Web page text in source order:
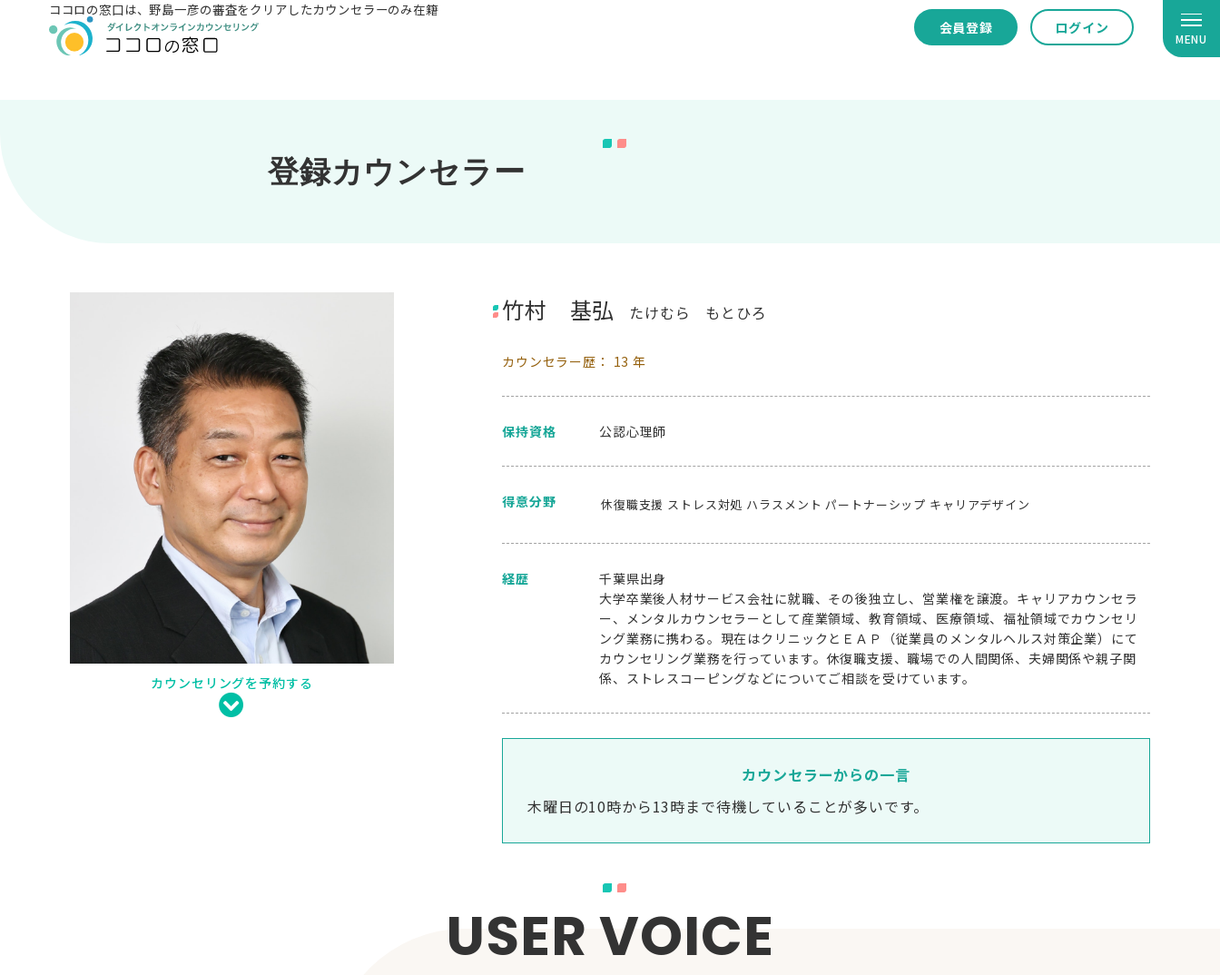
MENU
ココロの窓口は、野島一彦の審査をクリアしたカウンセラーのみ在籍
会員登録
ログイン
登録カウンセラー
カウンセリングを予約する
竹村 基弘 たけむら もとひろ
カウンセラー歴： 13 年
保持資格 公認心理師
得意分野 休復職支援 ストレス対処 ハラスメント パートナーシップ キャリアデザイン
経歴
千葉県出身
大学卒業後人材サービス会社に就職、その後独立し、営業権を譲渡。キャリアカウンセラ
ー、メンタルカウンセラーとして産業領域、教育領域、医療領域、福祉領域でカウンセリ
ング業務に携わる。現在はクリニックとＥＡＰ（従業員のメンタルヘルス対策企業）にて
カウンセリング業務を行っています。休復職支援、職場での人間関係、夫婦関係や親子関
係、ストレスコーピングなどについてご相談を受けています。
カウンセラーからの一言
木曜日の10時から13時まで待機していることが多いです。
USER VOICE